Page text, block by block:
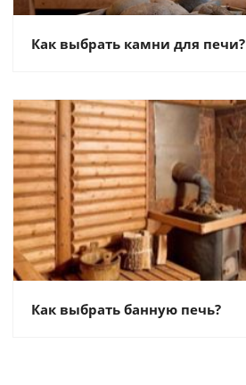
Как выбрать камни для печи?
Как выбрать банную печь?